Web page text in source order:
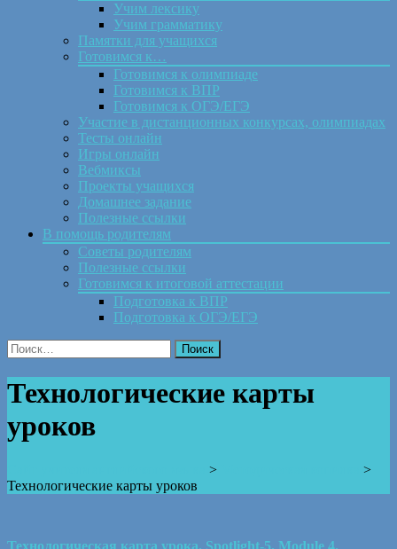
Учим лексику
Учим грамматику
Памятки для учащихся
Готовимся к…
Готовимся к олимпиаде
Готовимся к ВПР
Готовимся к ОГЭ/ЕГЭ
Участие в дистанционных конкурсах, олимпиадах
Тесты онлайн
Игры онлайн
Вебмиксы
Проекты учащихся
Домашнее задание
Полезные ссылки
В помощь родителям
Советы родителям
Полезные ссылки
Готовимся к итоговой аттестации
Подготовка к ВПР
Подготовка к ОГЭ/ЕГЭ
Найти:
Технологические карты
уроков
>
>
Технологические карты уроков
Технологическая карта урока. Spotlight-5. Module 4.